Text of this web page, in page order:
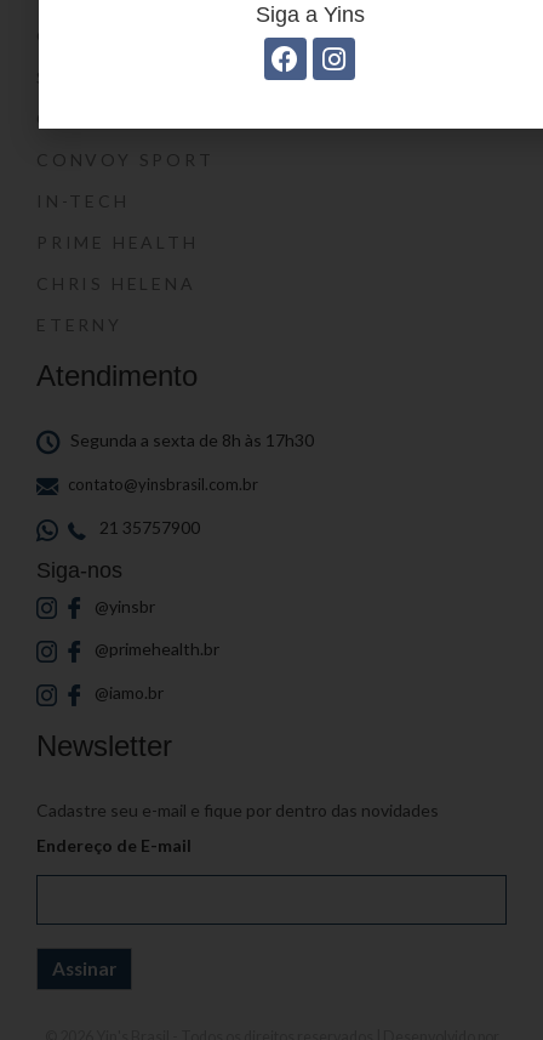
CONVOY SPORT
IN-TECH
PRIME HEALTH
CHRIS HELENA
ETERNY
Atendimento
Segunda a sexta de 8h às 17h30
contato@yinsbrasil.com.br
21 35757900
Siga-nos
@yinsbr
@primehealth.br
@iamo.br
Newsletter
Cadastre seu e-mail e fique por dentro das novidades
Endereço de E-mail
Siga a Yins